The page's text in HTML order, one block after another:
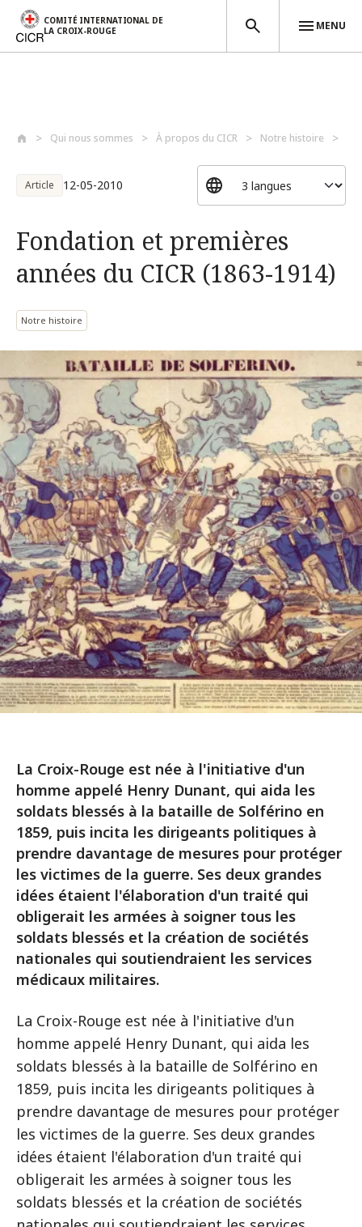
COMITÉ INTERNATIONAL DE
LA CROIX-ROUGE
MENU
Qui nous sommes À propos du CICR Notre histoire
Article 12-05-2010
Fondation et premières
années du CICR (1863-1914)
Notre histoire
La Croix-Rouge est née à l'initiative d'un
homme appelé Henry Dunant, qui aida les
soldats blessés à la bataille de Solférino en
1859, puis incita les dirigeants politiques à
prendre davantage de mesures pour protéger
les victimes de la guerre. Ses deux grandes
idées étaient l'élaboration d'un traité qui
obligerait les armées à soigner tous les
soldats blessés et la création de sociétés
nationales qui soutiendraient les services
médicaux militaires.
La Croix-Rouge est née à l'initiative d'un
homme appelé Henry Dunant, qui aida les
soldats blessés à la bataille de Solférino en
1859, puis incita les dirigeants politiques à
prendre davantage de mesures pour protéger
les victimes de la guerre. Ses deux grandes
idées étaient l'élaboration d'un traité qui
obligerait les armées à soigner tous les
soldats blessés et la création de sociétés